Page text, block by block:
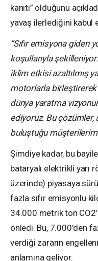
kanıtı” olduğunu
yavaş ilerlediğini kabul
“Sıfır emisyona giden
koşullarıyla
iklim etkisi azaltılmış
motorlarla
dünya yaratma
ediyoruz. Bu
buluştuğu
Şimdiye kadar, bu
bataryalı elektrikli yarı
üzerinde) piyasaya
fazla sıfır emisyonlu
34.000 metrik ton
önledi. Bu, 7.000’den
verdiği zararın
anlamına geliyor.